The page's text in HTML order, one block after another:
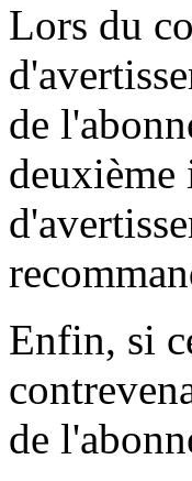
Lors du
de
Enfin, si
de